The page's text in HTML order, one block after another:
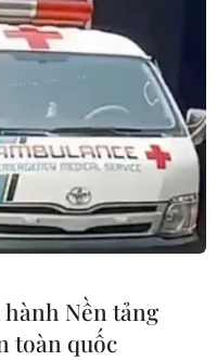
hành Nền tảng
toàn quốc